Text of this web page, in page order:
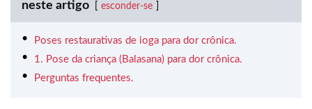
neste artigo esconder-se
Poses restaurativas de ioga para dor crônica.
1. Pose da criança (Balasana) para dor crônica.
Perguntas frequentes.